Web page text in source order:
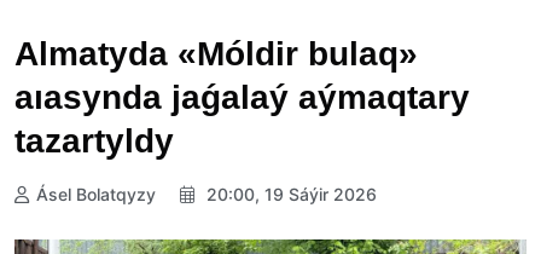
Almatyda «Móldir bulaq»
aıasynda jaǵalaý aýmaqtary
tazartyldy
Ásel Bolatqyzy 20:00, 19 Sáýir 2026